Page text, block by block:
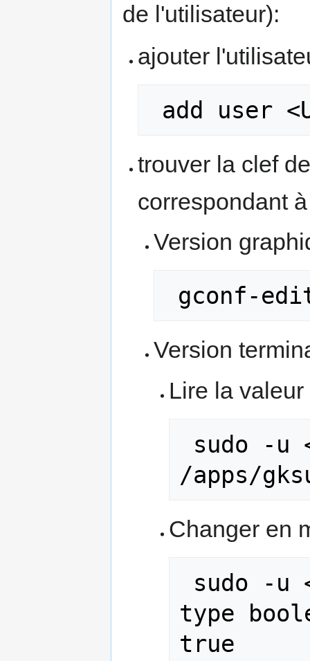
de l'utilisateur):
ajouter
add user
trouver la clef
correspondant
Version
gconf-
Version
Lire la valeur
/apps/
Changer en
type
true